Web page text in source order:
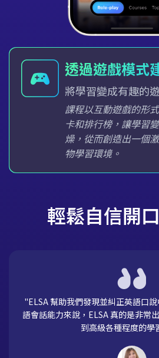
透過遊戲模式
將學習變成有趣的
課程以互動遊戲的形
卡和排行榜，讓學習
燥，從而創造出一個
物學習環境。
輕鬆自信開
"ELSA 幫助我們發現並糾正英語口
語會話能力來說，ELSA 真的是非常
到高級各種程度的學